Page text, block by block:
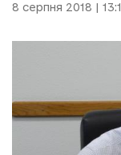
8 серпня 2018 |